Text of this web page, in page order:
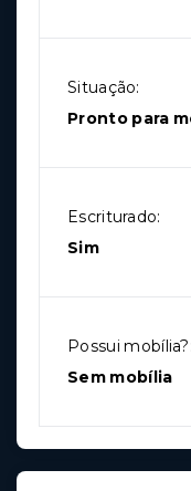
Situação:
Pronto para
Escriturado:
Sim
Possui mobília?:
Sem mobília